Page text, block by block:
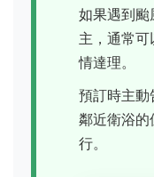
如果遇到颱
主，通常
情達理。
預訂時主動
鄰近衛浴的
行。